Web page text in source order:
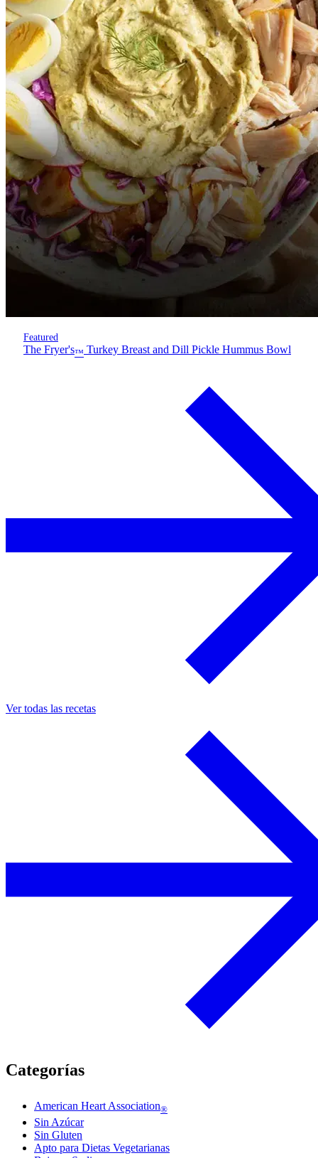
Featured
The Fryer's™ Turkey Breast and Dill Pickle Hummus Bowl
Ver todas las recetas
Categorías
American Heart Association®
Sin Azúcar
Sin Gluten
Apto para Dietas Vegetarianas